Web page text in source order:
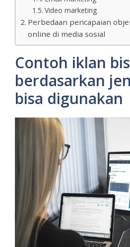
Video marketing
Perbedaan pencapaian
online di media sosial
Contoh iklan
berdasarkan
bisa digunakan